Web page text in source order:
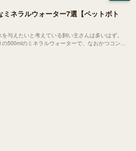
ネラルウォーター7選【ペットボト
与えたいと考えている飼い主さんは多いはず。
500mlのミネラルウォーターで、なおかつコンビ